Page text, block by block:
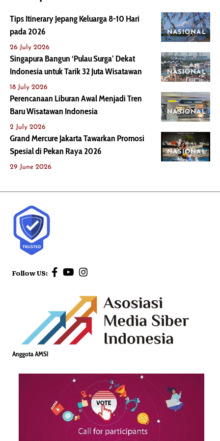
NASIONAL
Tips Itinerary Jepang Keluarga 8-10 Hari
pada 2026
26 July 2026
NASIONAL
Singapura Bangun ‘Pulau Surga’ Dekat
Indonesia untuk Tarik 32 Juta Wisatawan
18 July 2026
NASIONAL
Perencanaan Liburan Awal Menjadi Tren
Baru Wisatawan Indonesia
2 July 2026
NASIONAL
Grand Mercure Jakarta Tawarkan Promosi
Spesial di Pekan Raya 2026
29 June 2026
Follow US:
Anggota AMSI